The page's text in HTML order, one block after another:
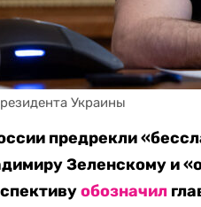
Украины
предрекли
Зеленскому и
обозначил